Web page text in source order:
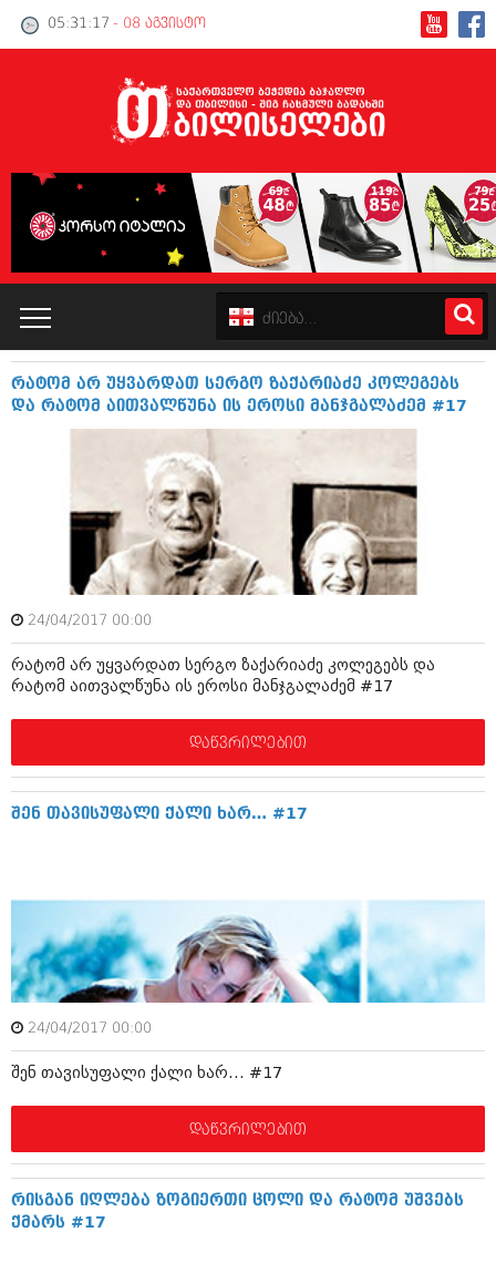
05:31:18 - 08 აგვისტო
ინტერვიუები
ამბები
საზოგადოება
მოდი, ვილაპარაკოთ
მოდა + დიზაინი
სპორტი
კადრს მიღმა
ავტორჩევები
გვარები
თემიდას სასწორი
კატალოგი
ამბები
საზოგადოება
მოდი, ვილაპარაკოთ
მოდა + დიზაინი
სპორტი
ავტორჩევები
ბელადები
ბიზნესსიახლეები
გვარები
კალეიდოსკოპი
ჰოროსკოპი და შეუცნობელი
რატომ არ უყვარდათ სერგო ზაქარიაძე კოლეგებს
და რატომ აითვალწუნა ის ეროსი მანჯგალაძემ #17
24/04/2017 00:00
რატომ არ უყვარდათ სერგო ზაქარიაძე კოლეგებს და
რატომ აითვალწუნა ის ეროსი მანჯგალაძემ #17
დაწვრილებით
შენ თავისუფალი ქალი ხარ… #17
24/04/2017 00:00
შენ თავისუფალი ქალი ხარ… #17
დაწვრილებით
რისგან იღლება ზოგიერთი ცოლი და რატომ უშვებს
ქმარს #17